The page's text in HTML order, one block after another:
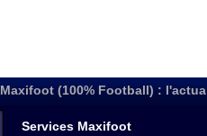
Maxifoot (100% Football) :
Services Maxifoot